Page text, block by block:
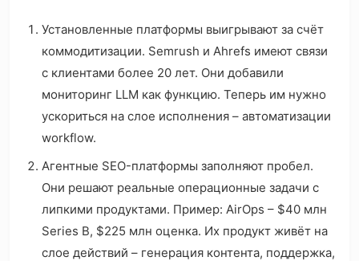
Установленные платформы выигрывают за счёт
коммодитизации. Semrush и Ahrefs имеют связи
с клиентами более 20 лет. Они добавили
мониторинг LLM как функцию. Теперь им нужно
ускориться на слое исполнения – автоматизации
workflow.
Агентные SEO-платформы заполняют пробел.
Они решают реальные операционные задачи с
липкими продуктами. Пример: AirOps – $40 млн
Series B, $225 млн оценка. Их продукт живёт на
слое действий – генерация контента, поддержка,